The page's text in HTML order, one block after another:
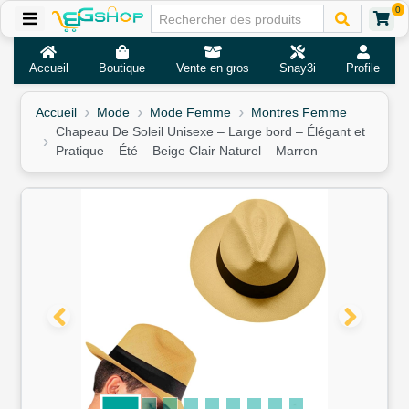
0
Accueil Boutique Vente en gros Snay3i Profile
Accueil Mode Mode Femme
Montres Femme
Chapeau De Soleil Unisexe – Large bord – Élégant et
Pratique – Été – Beige Clair Naturel – Marron